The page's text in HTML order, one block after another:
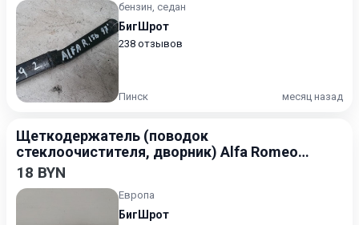
бензин, седан
БигШрот
238 отзывов
Пинск месяц назад
Щеткодержатель (поводок
стеклоочистителя, дворник) Alfa Romeo
156 1997-2002
18 BYN
Европа
БигШрот